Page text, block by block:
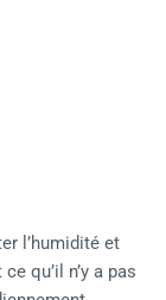
l’humidité et
qu’il n’y a pas